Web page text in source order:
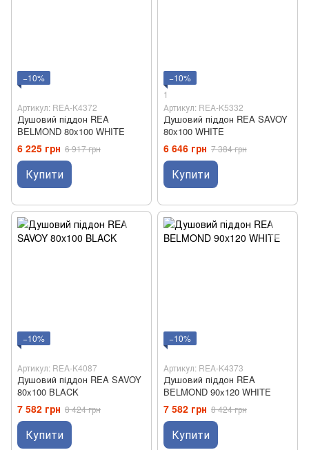
−10%
Артикул: REA-K4372
Душовий піддон REA
BELMOND 80x100 WHITE
6 225 грн 6 917 грн
Купити
−10%
1
Артикул: REA-K5332
Душовий піддон REA SAVOY
80x100 WHITE
6 646 грн 7 384 грн
Купити
−10%
Артикул: REA-K4087
Душовий піддон REA SAVOY
80x100 BLACK
7 582 грн 8 424 грн
Купити
−10%
Артикул: REA-K4373
Душовий піддон REA
BELMOND 90x120 WHITE
7 582 грн 8 424 грн
Купити